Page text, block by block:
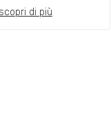
scopri di più